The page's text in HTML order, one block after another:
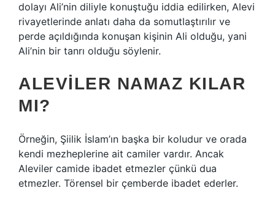
dolayı Ali’nin diliyle konuştuğu iddia edilirken, Alevi
rivayetlerinde anlatı daha da somutlaştırılır ve
perde açıldığında konuşan kişinin Ali olduğu, yani
Ali’nin bir tanrı olduğu söylenir.
ALEVILER NAMAZ KILAR
MI?
Örneğin, Şiilik İslam’ın başka bir koludur ve orada
kendi mezheplerine ait camiler vardır. Ancak
Aleviler camide ibadet etmezler çünkü dua
etmezler. Törensel bir çemberde ibadet ederler.